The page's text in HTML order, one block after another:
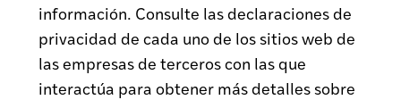
información. Consulte las declaraciones de
privacidad de cada uno de los sitios web de
las empresas de terceros con las que
interactúa para obtener más detalles sobre